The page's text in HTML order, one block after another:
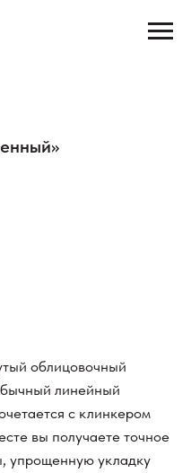
облицовочный
линейный
с клинкером
вы получаете точное
упрощенную укладку